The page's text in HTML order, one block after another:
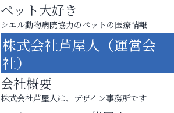
お子さまにも大人にも、優しく寄り添う
OTTO南芦屋浜皮膚科クリニック、開院！
Y-SPIRAL（ワイスパイラル）
ペット大好き
シエル動物病院協力のペットの医療情報
株式会社芦屋人（運営会
社）
会社概要
株式会社芦屋人は、デザイン事務所です